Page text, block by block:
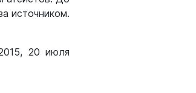
источником.
20 июля